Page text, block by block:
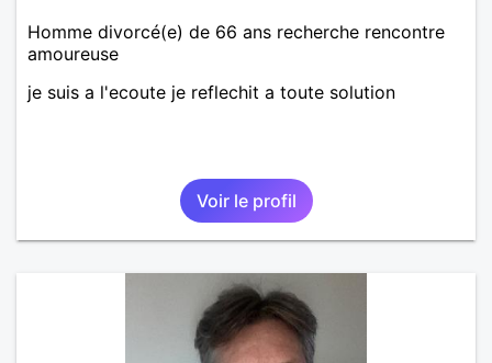
Homme divorcé(e) de 66 ans recherche rencontre
amoureuse
je suis a l'ecoute je reflechit a toute solution
Voir le profil